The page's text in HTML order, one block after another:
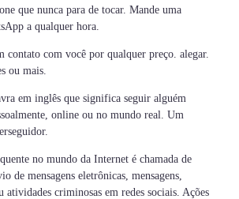
que nunca para de tocar. Mande uma
a qualquer hora.
contato com você por qualquer preço. alegar.
ou mais.
em inglês que significa seguir alguém
online ou no mundo real. Um
no mundo da Internet é chamada de
de mensagens eletrônicas, mensagens,
atividades criminosas em redes sociais. Ações